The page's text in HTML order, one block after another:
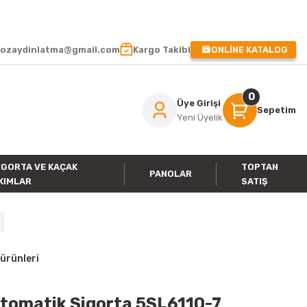
Kargo Takibi ONLİNE KATALOG
Üye Girişi
Yeni Üyelik
0
Sepetim
VE KAÇAK
PANOLAR
TOPTAN
SATIŞ
ürünleri